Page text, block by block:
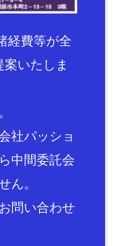
経費等が全
いたしま
社パッショ
中間委託会
ん。
問い合わせ